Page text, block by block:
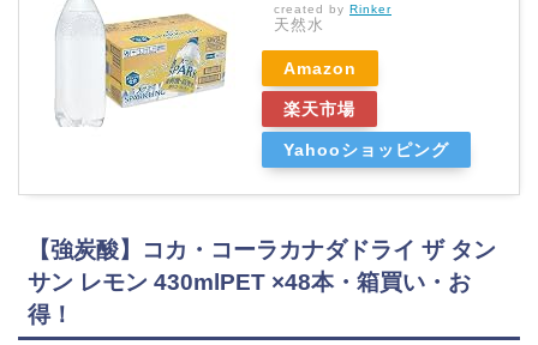
created by Rinker
天然水
Amazon
楽天市場
Yahooショッピング
【強炭酸】コカ・コーラカナダドライ ザ タン
サン レモン 430mlPET ×48本・箱買い・お
得！